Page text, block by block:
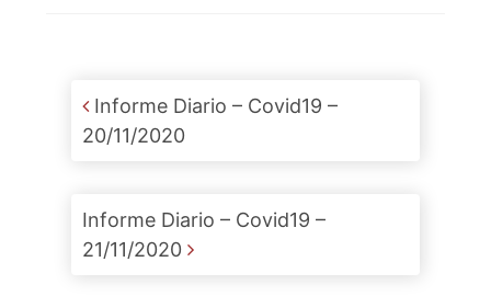
Post navigation
Informe Diario – Covid19 –
20/11/2020
Informe Diario – Covid19 –
21/11/2020